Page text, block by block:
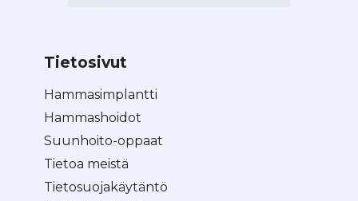
Tietosivut
Hammasimplantti
Hammashoidot
Suunhoito-oppaat
Tietoa meistä
Tietosuojakäytäntö